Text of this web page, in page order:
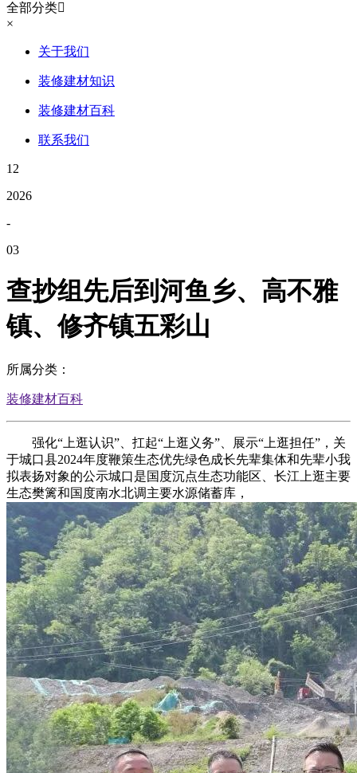
全部分类
×
关于我们
装修建材知识
装修建材百科
联系我们
12
2026
-
03
查抄组先后到河鱼乡、高不雅
镇、修齐镇五彩山
所属分类：
装修建材百科
强化“上逛认识”、扛起“上逛义务”、展示“上逛担任”，关
于城口县2024年度鞭策生态优先绿色成长先辈集体和先辈小我
拟表扬对象的公示城口是国度沉点生态功能区、长江上逛主要
生态樊篱和国度南水北调主要水源储蓄库，